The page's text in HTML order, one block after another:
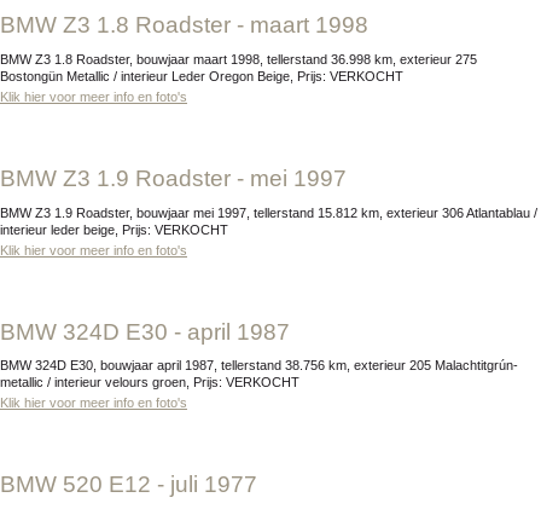
BMW Z3 1.8 Roadster - maart 1998
BMW Z3 1.8 Roadster, bouwjaar maart 1998, tellerstand 36.998 km, exterieur 275
Bostongün Metallic / interieur Leder Oregon Beige, Prijs: VERKOCHT
Klik hier voor meer info en foto's
BMW Z3 1.9 Roadster - mei 1997
BMW Z3 1.9 Roadster, bouwjaar mei 1997, tellerstand 15.812 km, exterieur 306 Atlantablau /
interieur leder beige, Prijs: VERKOCHT
Klik hier voor meer info en foto's
BMW 324D E30 - april 1987
BMW 324D E30, bouwjaar april 1987, tellerstand 38.756 km, exterieur 205 Malachtitgrún-
metallic / interieur velours groen, Prijs: VERKOCHT
Klik hier voor meer info en foto's
BMW 520 E12 - juli 1977